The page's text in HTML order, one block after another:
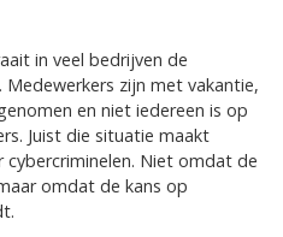
in veel bedrijven de
zijn met vakantie,
en niet iedereen is op
Juist die situatie maakt
Niet omdat de
omdat de kans op